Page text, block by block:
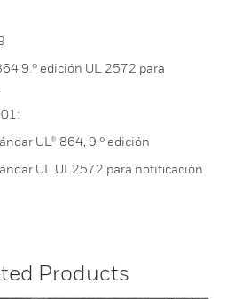
9.° edición UL 2572 para
UL® 864, 9.° edición
UL UL2572 para notificación
Products